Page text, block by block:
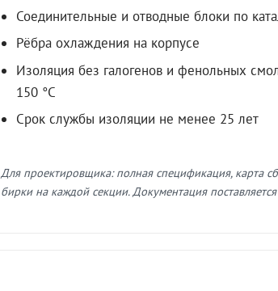
Соединительные и отводные блоки по
Рёбра охлаждения на корпусе
Изоляция без галогенов и фенольных
150 °C
Срок службы изоляции не менее 25 лет
Для проектировщика: полная спецификация, карта
бирки на каждой секции. Документация поставляется